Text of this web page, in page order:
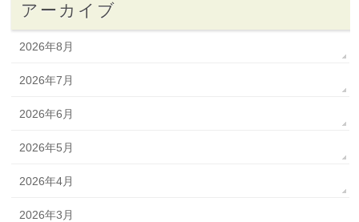
アーカイブ
2026年8月
2026年7月
2026年6月
2026年5月
2026年4月
2026年3月